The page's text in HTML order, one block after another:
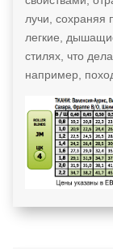
лучи, сохраняя
легкие,
стилях, что
например,